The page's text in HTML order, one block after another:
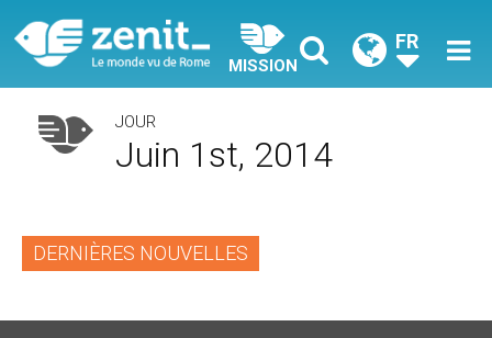
MISSION
FR
JOUR
Juin 1st, 2014
DERNIÈRES NOUVELLES